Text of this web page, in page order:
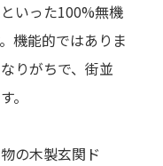
いった100%無機
機能的ではありま
りがちで、街並
。
の木製玄関ド